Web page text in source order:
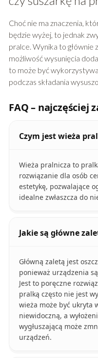
Choć nie ma znaczenia,
będzie wyżej, to jednak
pralce. Wynika to głównie
możliwość wysunięcia
to może być
podczas składania
FAQ – najczęściej
Czym jest wieża
Wieża pralnicza to
rozwiązanie dla osób
estetykę, pozwalające
idealne zwłaszcza do
Jakie są główne
Główną zaletą jest
ponieważ urządzenia
Jest to poręczne
pralką często nie jest
wieża może być ukryta
niewidoczną, a
wygłuszającą może
urządzeń.